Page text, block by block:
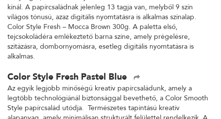
kínál. A papírcsaládnak jelenleg 13 tagja van, melyből 9 szín
világos tónusú, azaz digitális nyomtatásra is alkalmas színalap.
Color Style Fresh – Mocca Brown 300g. A paletta első,
tejcsokoládéra emlékeztető barna színe, amely prégelésre,
szitázásra, dombornyomásra, esetleg digitális nyomtatásra is
alkalmas.
Color Style Fresh Pastel Blue
Az egyik legjobb minőségű kreatív papírcsaládunk, amely a
legtöbb technológiánál biztonsággal bevethető, a Color Smooth
Style papírcsalád utódja. Természetes tapintású kreatív